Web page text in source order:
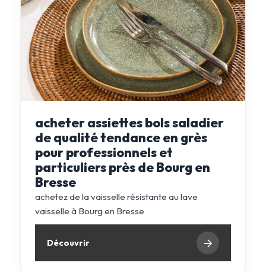
acheter assiettes bols saladier
de qualité tendance en grès
pour professionnels et
particuliers près de Bourg en
Bresse
achetez de la vaisselle résistante au lave
vaisselle à Bourg en Bresse
Découvrir